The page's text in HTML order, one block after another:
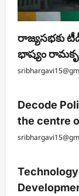
రాజ్యసభకు
భాష్యం
Decode
the centre